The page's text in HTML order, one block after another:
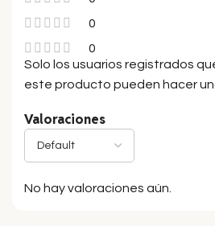
0
0
Valoraciones
No hay valoraciones aún.
Solo los usuarios registrados
este producto pueden hacer